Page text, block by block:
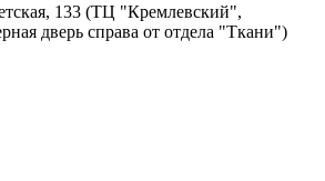
133 (ТЦ "Кремлевский",
дверь справа от отдела "Ткани")